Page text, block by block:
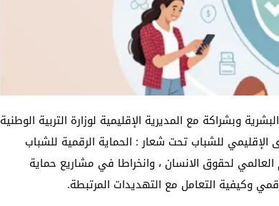
وبشراكة مع المديرية الإقليمية لوزارة التربية الوطنية
ببوجدور يوم الخميس 19 دجنبر 2024 المنتدى الإقليمي للشباب تحت شعار : الحماية الرقمية للشباب
العالمي لحقوق الانسان ، وانخراطا في مشاريع حماية
وكيفية التعامل مع التهديدات المرتبطة.